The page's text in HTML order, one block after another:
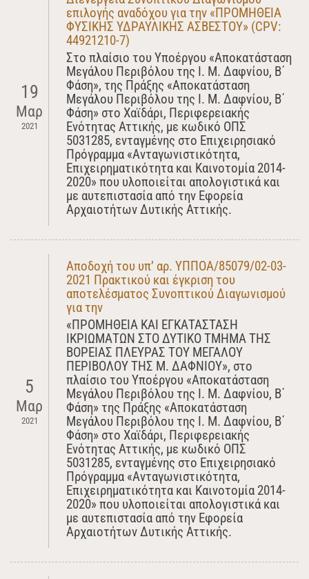
19
Μαρ
2021
επιλογής αναδόχου για την «ΠΡΟΜΗΘΕΙΑ
ΦΥΣΙΚΗΣ ΥΔΡΑΥΛΙΚΗΣ ΑΣΒΕΣΤΟΥ» (CPV:
44921210-7)
Στο πλαίσιο του Υποέργου «Αποκατάσταση
Μεγάλου Περιβόλου της Ι. Μ. Δαφνίου, Β΄
Φάση», της Πράξης «Αποκατάσταση
Μεγάλου Περιβόλου της Ι. Μ. Δαφνίου, Β΄
Φάση» στο Χαϊδάρι, Περιφερειακής
Ενότητας Αττικής, με κωδικό ΟΠΣ
5031285, ενταγμένης στο Επιχειρησιακό
Πρόγραμμα «Ανταγωνιστικότητα,
Επιχειρηματικότητα και Καινοτομία 2014-
2020» που υλοποιείται απολογιστικά και
με αυτεπιστασία από την Εφορεία
Αρχαιοτήτων Δυτικής Αττικής.
5
Μαρ
2021
Αποδοχή του υπ’ αρ. ΥΠΠΟΑ/85079/02-03-
2021 Πρακτικού και έγκριση του
αποτελέσματος Συνοπτικού Διαγωνισμού
για την
«ΠΡΟΜΗΘΕΙΑ ΚΑΙ ΕΓΚΑΤΑΣΤΑΣΗ
ΙΚΡΙΩΜΑΤΩΝ ΣΤΟ ΔΥΤΙΚΟ ΤΜΗΜΑ ΤΗΣ
ΒΟΡΕΙΑΣ ΠΛΕΥΡΑΣ ΤΟΥ ΜΕΓΑΛΟΥ
ΠΕΡΙΒΟΛΟΥ ΤΗΣ Μ. ΔΑΦΝΙΟΥ», στο
πλαίσιο του Yποέργου «Αποκατάσταση
Μεγάλου Περιβόλου της Ι. Μ. Δαφνίου, Β΄
Φάση» της Πράξης «Αποκατάσταση
Μεγάλου Περιβόλου της Ι. Μ. Δαφνίου, Β΄
Φάση» στο Χαϊδάρι, Περιφερειακής
Ενότητας Αττικής, με κωδικό ΟΠΣ
5031285, ενταγμένης στο Επιχειρησιακό
Πρόγραμμα «Ανταγωνιστικότητα,
Επιχειρηματικότητα και Καινοτομία 2014-
2020» που υλοποιείται απολογιστικά και
με αυτεπιστασία από την Εφορεία
Αρχαιοτήτων Δυτικής Αττικής.